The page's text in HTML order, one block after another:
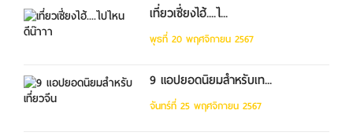
เที่ยวเซี่ยงไฮ้....ไ...
พุธที่ 20 พฤศจิกายน 2567
9 แอปยอดนิยมสำหรับเท...
จันทร์ที่ 25 พฤศจิกายน 2567